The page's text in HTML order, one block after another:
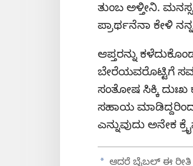
ತುಂಬ ಅಳ್ತೀನಿ.
ಪ್ರಾರ್ಥನೆನಾ ಕೇಳಿ
ಆಪ್ತರನ್ನು
ಬೇರೆಯವರೊಟ್ಟಿಗೆ
ಸಂತೋಷ ಸಿಕ್ಕಿ
ಸಹಾಯ
ಎನ್ನುವುದು ಅನೇಕ
a